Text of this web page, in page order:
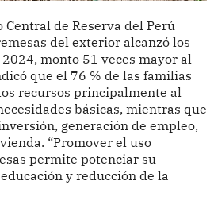
Central de Reserva del Perú
del exterior alcanzó los
monto 51 veces mayor al
que el 76 % de las familias
recursos principalmente al
básicas, mientras que
generación de empleo,
“Promover el uso
permite potenciar su
y reducción de la